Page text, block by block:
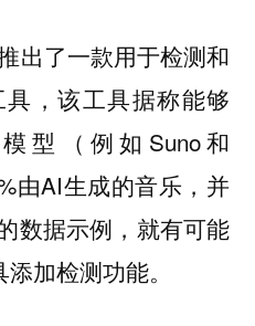
出了一款用于检测和
，该工具据称能够
型（例如Suno和
由AI生成的音乐，并
数据示例，就有可能
加检测功能。